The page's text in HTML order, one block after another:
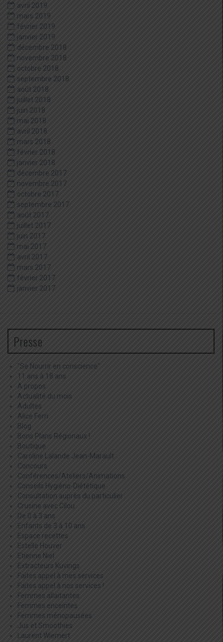
avril 2019
mars 2019
février 2019
janvier 2019
décembre 2018
novembre 2018
octobre 2018
septembre 2018
août 2018
juillet 2018
juin 2018
mai 2018
avril 2018
mars 2018
février 2018
janvier 2018
décembre 2017
novembre 2017
octobre 2017
septembre 2017
août 2017
juillet 2017
juin 2017
mai 2017
avril 2017
mars 2017
février 2017
janvier 2017
Presse
"Se Nourrir en conscience"
11 ans à 18 ans
A propos
Actualité du mois
Adultes
Alice Ferri
Blog
Bons Plans Régionaux !
Boutique
Caroline Lalande Jean-Marault
Concours
Conférences/Ateliers/Animations
Conseils Hygièno-Diététique
Consultation auprès du particulier
Crusine avec Cilou
De 0 à 3 ans
Enfants de 3 à 10 ans
Espace recettes
Estelle Houver
Etienne Niel
Extracteurs Kuvings
Faites appel à mes services
Faites appel à nos services !
Femmes allaitantes
Femmes enceintes
Femmes ménopausées
Jus et Smoothies
Laurent Wiemert